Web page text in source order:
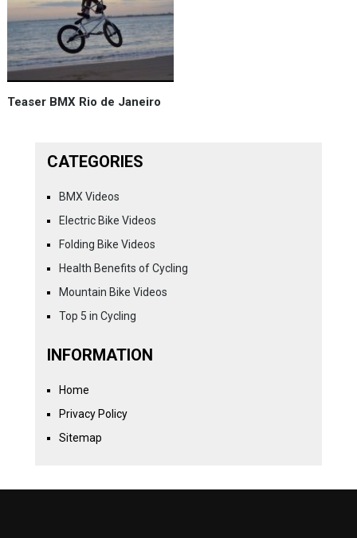
Teaser BMX Rio de Janeiro
CATEGORIES
BMX Videos
Electric Bike Videos
Folding Bike Videos
Health Benefits of Cycling
Mountain Bike Videos
Top 5 in Cycling
INFORMATION
Home
Privacy Policy
Sitemap